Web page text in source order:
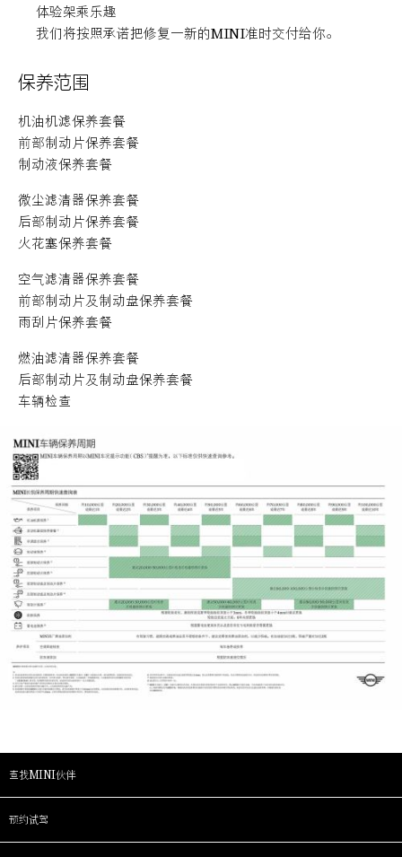
体验架乘乐趣
我们将按照承诺把修复一新的MINI准时交付给你。
保养范围
机油机滤保养套餐
前部制动片保养套餐
制动液保养套餐
微尘滤清器保养套餐
后部制动片保养套餐
火花塞保养套餐
空气滤清器保养套餐
前部制动片及制动盘保养套餐
雨刮片保养套餐
燃油滤清器保养套餐
后部制动片及制动盘保养套餐
车辆检查
查找MINI伙伴
预约试驾